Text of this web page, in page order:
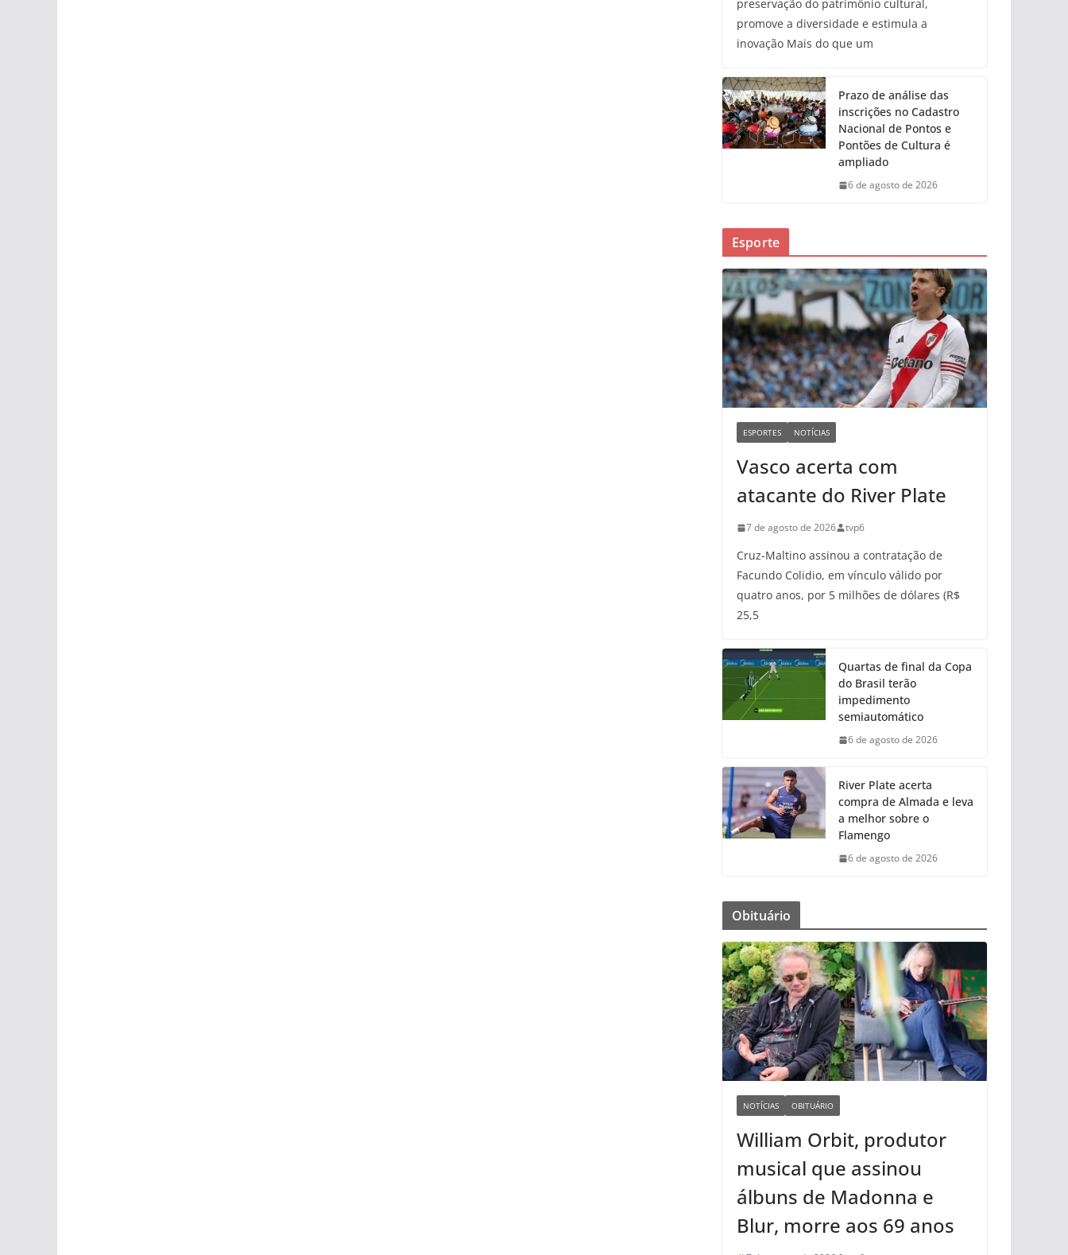
preservação do patrimônio cultural,
promove a diversidade e estimula a
inovação Mais do que um
Prazo de análise das
inscrições no Cadastro
Nacional de Pontos e
Pontões de Cultura é
ampliado
6 de agosto de 2026
Esporte
ESPORTES NOTÍCIAS
Vasco acerta com
atacante do River Plate
7 de agosto de 2026 tvp6
Cruz-Maltino assinou a contratação de
Facundo Colidio, em vínculo válido por
quatro anos, por 5 milhões de dólares (R$
25,5
Quartas de final da Copa
do Brasil terão
impedimento
semiautomático
6 de agosto de 2026
River Plate acerta
compra de Almada e leva
a melhor sobre o
Flamengo
6 de agosto de 2026
Obituário
NOTÍCIAS OBITUÁRIO
William Orbit, produtor
musical que assinou
álbuns de Madonna e
Blur, morre aos 69 anos